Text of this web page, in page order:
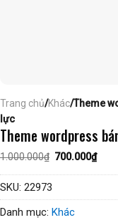
Trang chủ/Khác/Theme
lực
Theme wordpress
1.000.000₫ Giá
là:
700.000₫Giá
hiện
tại
SKU: 22973
Danh mục: Khác